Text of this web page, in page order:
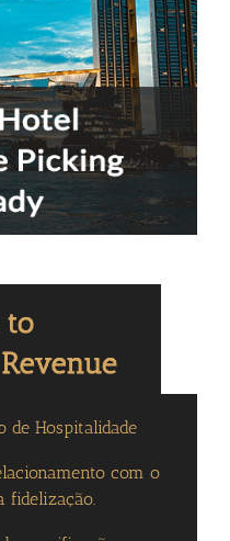
de Hospitalidade
com o
fidelização.